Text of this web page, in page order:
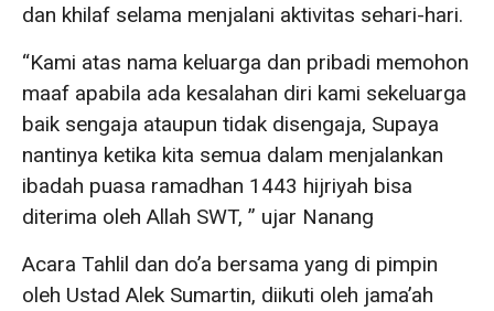
dan khilaf selama menjalani aktivitas sehari-hari.
“Kami atas nama keluarga dan pribadi memohon
maaf apabila ada kesalahan diri kami sekeluarga
baik sengaja ataupun tidak disengaja, Supaya
nantinya ketika kita semua dalam menjalankan
ibadah puasa ramadhan 1443 hijriyah bisa
diterima oleh Allah SWT, ” ujar Nanang
Acara Tahlil dan do’a bersama yang di pimpin
oleh Ustad Alek Sumartin, diikuti oleh jama’ah